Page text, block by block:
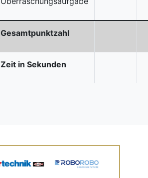
Gesamtpunktzahl
Zeit in Sekunden